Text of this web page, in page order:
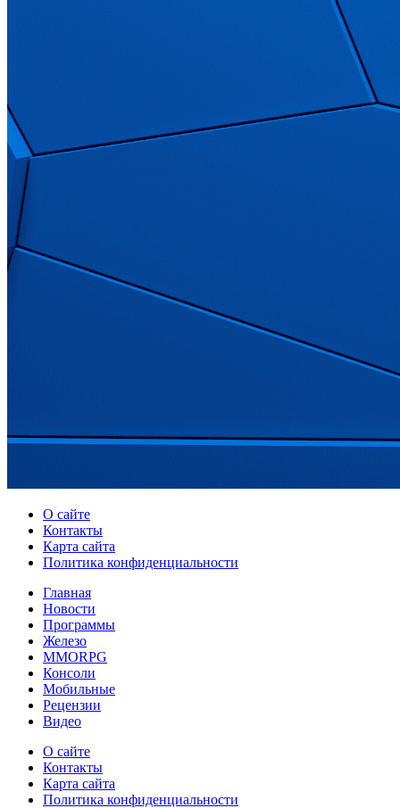
О сайте
Контакты
Карта сайта
Политика конфиденциальности
Главная
Новости
Программы
Железо
MMORPG
Консоли
Мобильные
Рецензии
Видео
О сайте
Контакты
Карта сайта
Политика конфиденциальности